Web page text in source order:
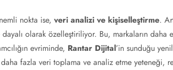
nokta ise,veri analizi ve kişiselleştirme.
olarak özelleştiriliyor. Bu, markaların
evriminde, Rantar Dijital’in sunduğu
fazla veri toplama ve analiz etme yeteneği,